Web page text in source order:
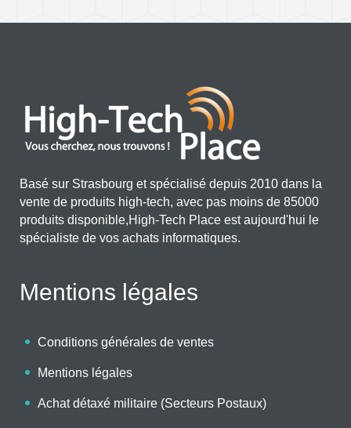
Basé sur Strasbourg et spécialisé depuis 2010 dans la
vente de produits high-tech, avec pas moins de 85000
produits disponible,High-Tech Place est aujourd'hui le
spécialiste de vos achats informatiques.
Mentions légales
Conditions générales de ventes
Mentions légales
Achat détaxé militaire (Secteurs Postaux)